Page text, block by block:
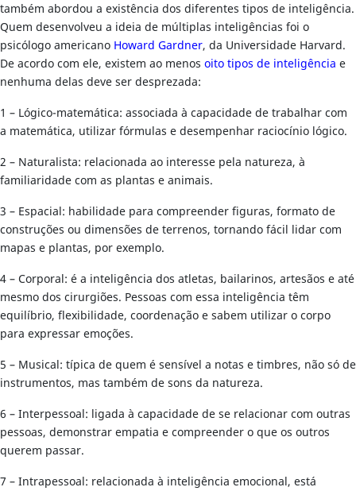
também abordou a existência dos diferentes tipos de inteligência.
Quem desenvolveu a ideia de múltiplas inteligências foi o
psicólogo americano Howard Gardner, da Universidade Harvard.
De acordo com ele, existem ao menos oito tipos de inteligência e
nenhuma delas deve ser desprezada:
1 – Lógico-matemática: associada à capacidade de trabalhar com
a matemática, utilizar fórmulas e desempenhar raciocínio lógico.
2 – Naturalista: relacionada ao interesse pela natureza, à
familiaridade com as plantas e animais.
3 – Espacial: habilidade para compreender figuras, formato de
construções ou dimensões de terrenos, tornando fácil lidar com
mapas e plantas, por exemplo.
4 – Corporal: é a inteligência dos atletas, bailarinos, artesãos e até
mesmo dos cirurgiões. Pessoas com essa inteligência têm
equilíbrio, flexibilidade, coordenação e sabem utilizar o corpo
para expressar emoções.
5 – Musical: típica de quem é sensível a notas e timbres, não só de
instrumentos, mas também de sons da natureza.
6 – Interpessoal: ligada à capacidade de se relacionar com outras
pessoas, demonstrar empatia e compreender o que os outros
querem passar.
7 – Intrapessoal: relacionada à inteligência emocional, está